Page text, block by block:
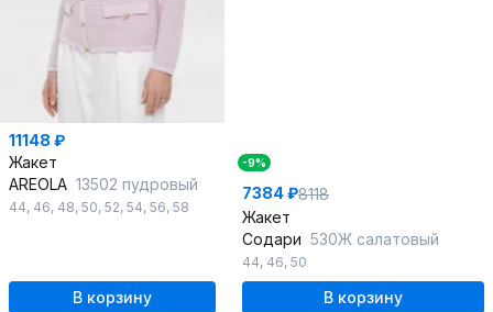
11148 ₽
Жакет
AREOLA 13502 пудровый
44, 46, 48, 50, 52, 54, 56, 58
В корзину
-9%
7384 ₽8118
Жакет
Содари 530Ж салатовый
44, 46, 50
В корзину